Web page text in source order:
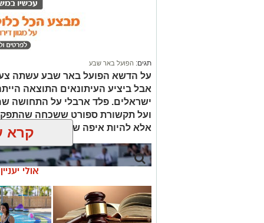
תגים: הפועל באר שבע
על הדשא הפועל באר שבע עשתה
ישראלים. פלד ארבלי על התחושה
ועל תקשורת ספורט ששכחה
אלא להיות איפה שנמצא הסיפור.
קרא
אולי